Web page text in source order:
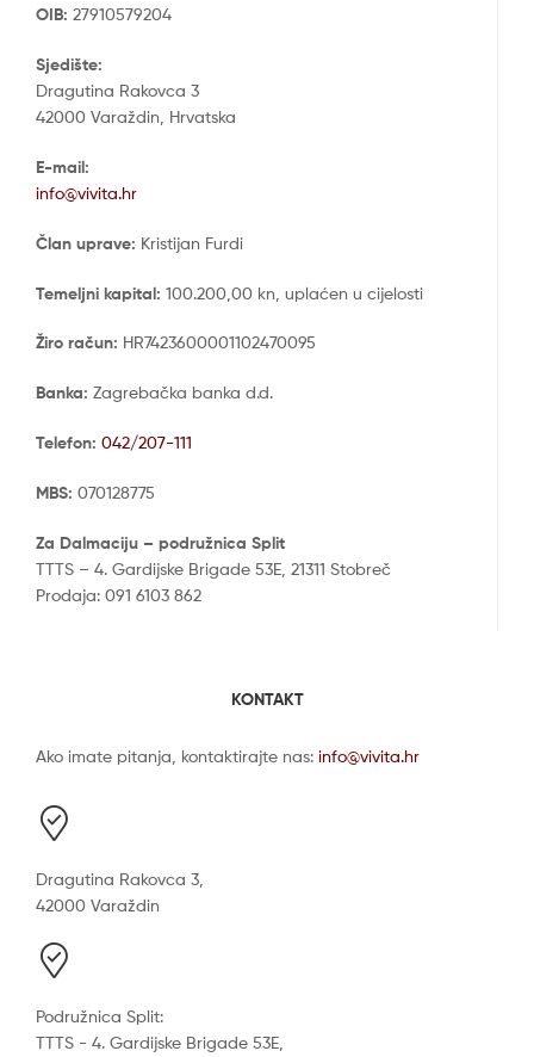
OIB: 27910579204
Sjedište:
Dragutina Rakovca 3
42000 Varaždin, Hrvatska
E-mail:
info@vivita.hr
Član uprave: Kristijan Furdi
Temeljni kapital: 100.200,00 kn, uplaćen u cijelosti
Žiro račun: HR7423600001102470095
Banka: Zagrebačka banka d.d.
Telefon: 042/207-111
MBS: 070128775
Za Dalmaciju – podružnica Split
TTTS – 4. Gardijske Brigade 53E, 21311 Stobreč
Prodaja: 091 6103 862
KONTAKT
Ako imate pitanja, kontaktirajte nas: info@vivita.hr
Dragutina Rakovca 3,
42000 Varaždin
Podružnica Split:
TTTS - 4. Gardijske Brigade 53E,